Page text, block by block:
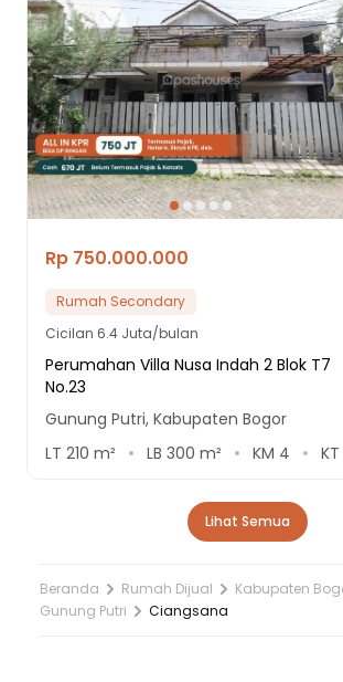
Rp 750.000.000
Rumah Secondary
Cicilan 6.4 Juta/bulan
Perumahan Villa Nusa Indah 2 Blok T7
No.23
Gunung Putri, Kabupaten Bogor
LT 210 m² LB 300 m² KM 4 KT
Lihat Semua
Beranda Rumah Dijual
Kabupaten
Gunung Putri
Ciangsana